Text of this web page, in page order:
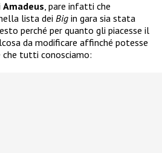
Amadeus , pare infatti che
lista dei Big in gara sia stata
perché per quanto gli piacesse il
da modificare affinché potesse
tutti conosciamo: